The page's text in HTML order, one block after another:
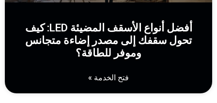
أفضل أنواع الأسقف المضيئة LED: كيف
تحول سقفك إلى مصدر إضاءة متجانس
وموفر للطاقة؟
فتح الخدمة »